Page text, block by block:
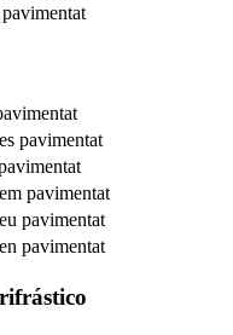
pavimentat
pavimentat
pavimentat
pavimentat
pavimentat